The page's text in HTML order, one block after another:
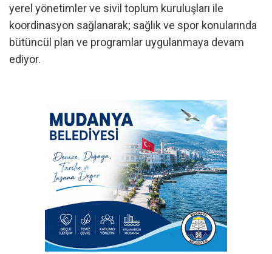
yerel yönetimler ve sivil toplum kuruluşları ile
koordinasyon sağlanarak; sağlık ve spor konularında
bütüncül plan ve programlar uygulanmaya devam
ediyor.